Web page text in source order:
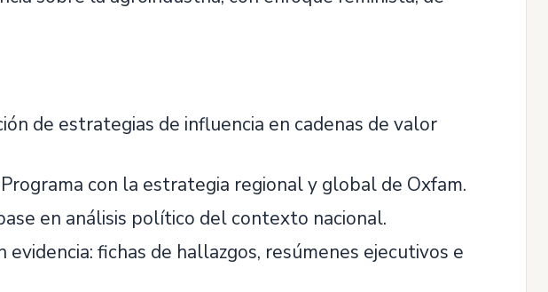
de estrategias de influencia en cadenas de valor
con la estrategia regional y global de Oxfam.
en análisis político del contexto nacional.
fichas de hallazgos, resúmenes ejecutivos e